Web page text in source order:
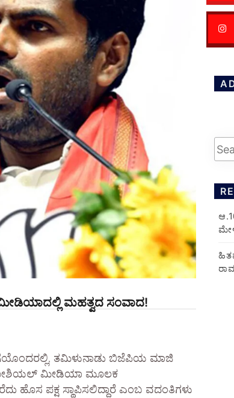
ಮಹತ್ವದ ಸಂವಾದ!
ತಮಿಳುನಾಡು ಬಿಜೆಪಿಯ ಮಾಜಿ
ಸೋಶಿಯಲ್ ಮೀಡಿಯಾ ಮೂಲಕ
ಹೊಸ ಪಕ್ಷ ಸ್ಥಾಪಿಸಲಿದ್ದಾರೆ ಎಂಬ ವದಂತಿಗಳು